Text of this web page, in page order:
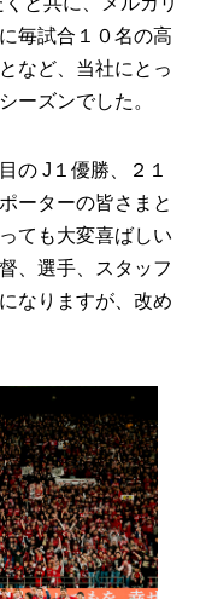
毎試合１０名の高
など、当社にとっ
ーズンでした。
の J１優勝、２１
ーターの皆さまと
ても大変喜ばしい
、選手、スタッフ
なりますが、改め